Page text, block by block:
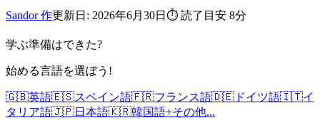
Sandor 作更新日: 2026年6月30日 ⏱ 読了目安 8分
学ぶ準備はできた?
始める言語を選ぼう!
🇬🇧英語🇪🇸スペイン語🇫🇷フランス語🇩🇪 ドイツ語🇮🇹イ
タリア語🇯🇵日本語🇰🇷韓国語+その他...